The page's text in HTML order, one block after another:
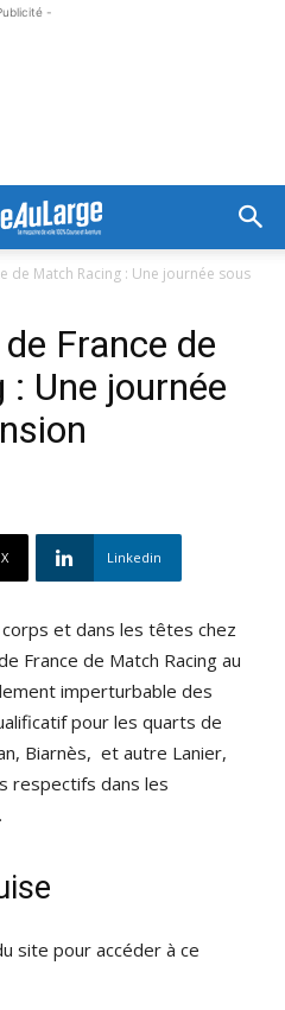
-
de Match Racing : Une journée sous
France de
Une journée
X Linkedin
et dans les têtes chez
France de Match Racing au
imperturbable des
pour les quarts de
Biarnès, et autre Lanier,
respectifs dans les
site pour accéder à ce